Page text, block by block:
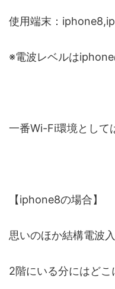
使用端末：
※電波レベルは
一番Wi-Fi環境として
【iphone8の場合】
思いのほか結構電波
2階にいる分にはど